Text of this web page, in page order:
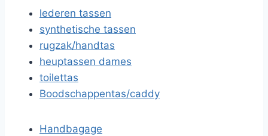
lederen tassen
synthetische tassen
rugzak/handtas
heuptassen dames
toilettas
Boodschappentas/caddy
Handbagage